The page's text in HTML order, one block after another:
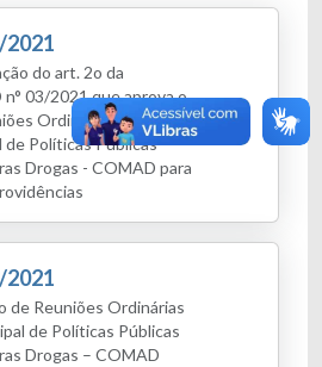
2021
do art. 2o da
03/2021 que aprova o
Ordinárias do
Políticas Públicas
Drogas - COMAD para
2021
de Reuniões Ordinárias
de Políticas Públicas
Drogas – COMAD